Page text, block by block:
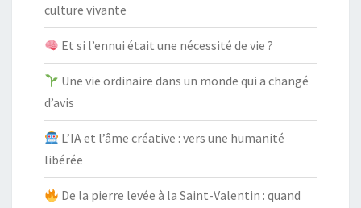
culture vivante
Et si l’ennui était une nécessité de vie ?
Une vie ordinaire dans un monde qui a changé
d’avis
L’IA et l’âme créative : vers une humanité
libérée
De la pierre levée à la Saint-Valentin : quand